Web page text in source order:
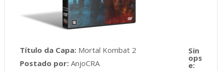
Título da Capa:Mortal Kombat 2
Postado por:AnjoCRA